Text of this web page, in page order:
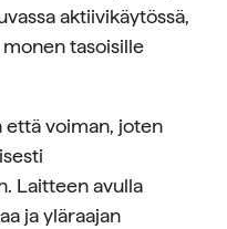
aktiivikäytössä,
tasoisille
että voiman, joten
Laitteen avulla
ja yläraajan